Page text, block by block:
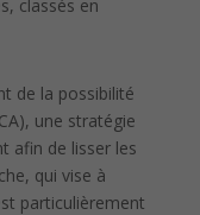
classés en
de la possibilité
une stratégie
afin de lisser les
qui vise à
particulièrement